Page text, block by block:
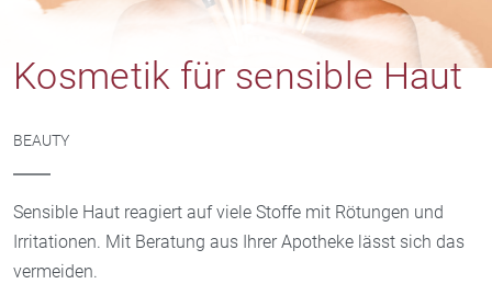
Kosmetik für sensible Haut
BEAUTY
Sensible Haut reagiert auf viele Stoffe mit Rötungen und
Irritationen. Mit Beratung aus Ihrer Apotheke lässt sich das
vermeiden.